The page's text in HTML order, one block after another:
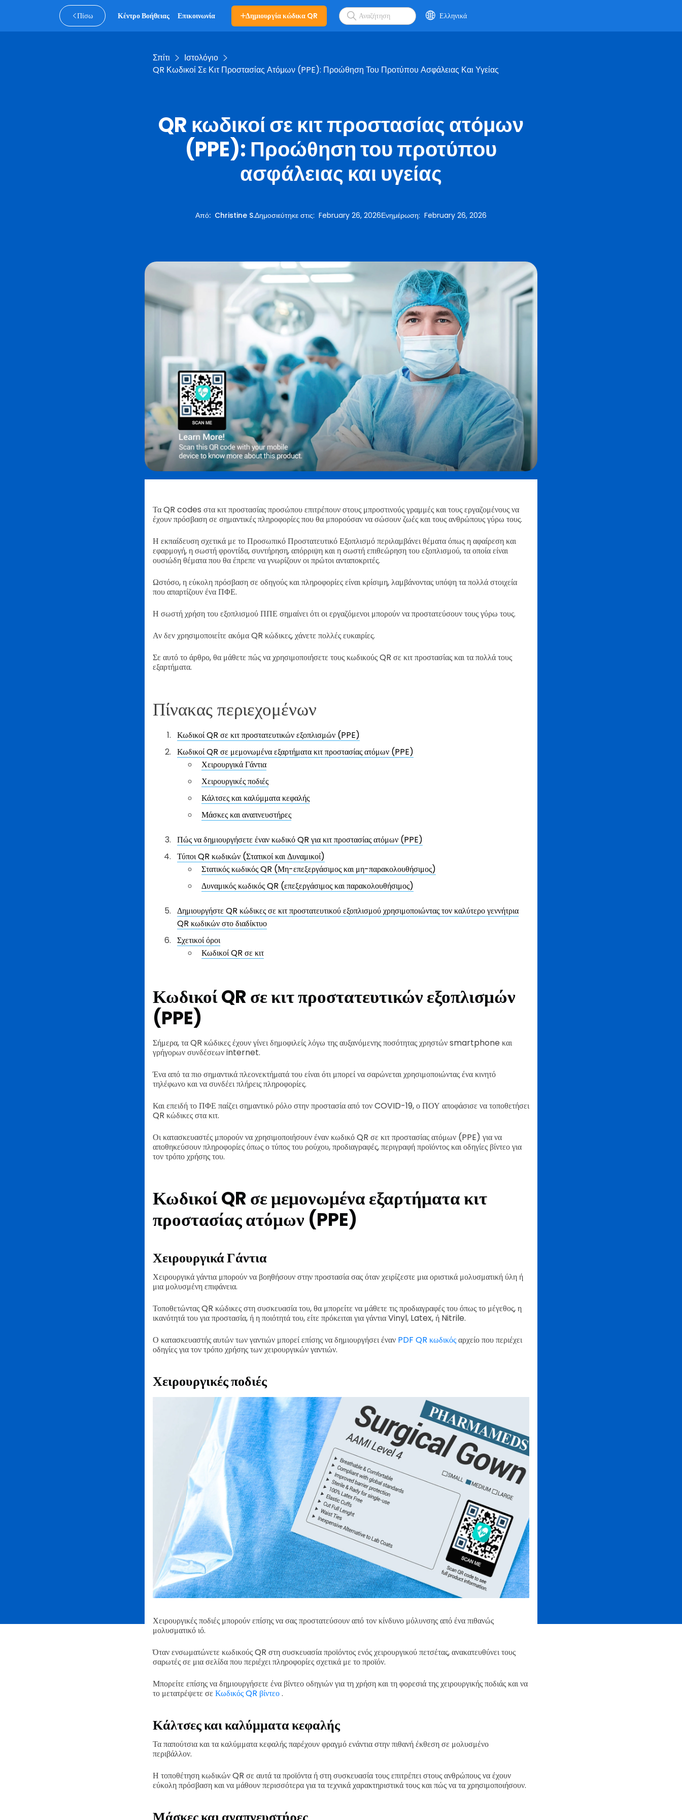
Πίσω Κέντρο Βοήθειας Επικοινωνία Δημιουργία κώδικα QR Ελληνικά
Σπίτι
Ιστολόγιο
QR Κωδικοί Σε Κιτ Προστασίας Ατόμων (PPE): Προώθηση Του Προτύπου Ασφάλειας Και Υγείας
QR κωδικοί σε κιτ προστασίας ατόμων
(PPE): Προώθηση του προτύπου
ασφάλειας και υγείας
Από: Christine S.Δημοσιεύτηκε στις: February 26, 2026Ενημέρωση: February 26, 2026
Τα QR codes στα κιτ προστασίας προσώπου επιτρέπουν στους μπροστινούς γραμμές και τους εργαζομένους να
έχουν πρόσβαση σε σημαντικές πληροφορίες που θα μπορούσαν να σώσουν ζωές και τους ανθρώπους γύρω τους.
Η εκπαίδευση σχετικά με το Προσωπικό Προστατευτικό Εξοπλισμό περιλαμβάνει θέματα όπως η αφαίρεση και
εφαρμογή, η σωστή φροντίδα, συντήρηση, απόρριψη και η σωστή επιθεώρηση του εξοπλισμού, τα οποία είναι
ουσιώδη θέματα που θα έπρεπε να γνωρίζουν οι πρώτοι ανταποκριτές.
Ωστόσο, η εύκολη πρόσβαση σε οδηγούς και πληροφορίες είναι κρίσιμη, λαμβάνοντας υπόψη τα πολλά στοιχεία
που απαρτίζουν ένα ΠΦΕ.
Η σωστή χρήση του εξοπλισμού ΠΠΕ σημαίνει ότι οι εργαζόμενοι μπορούν να προστατεύσουν τους γύρω τους.
Αν δεν χρησιμοποιείτε ακόμα QR κώδικες, χάνετε πολλές ευκαιρίες.
Σε αυτό το άρθρο, θα μάθετε πώς να χρησιμοποιήσετε τους κωδικούς QR σε κιτ προστασίας και τα πολλά τους
εξαρτήματα.
Πίνακας περιεχομένων
Κωδικοί QR σε κιτ προστατευτικών εξοπλισμών (PPE)
Κωδικοί QR σε μεμονωμένα εξαρτήματα κιτ προστασίας ατόμων (PPE)
Χειρουργικά Γάντια
Χειρουργικές ποδιές
Κάλτσες και καλύμματα κεφαλής
Μάσκες και αναπνευστήρες
Πώς να δημιουργήσετε έναν κωδικό QR για κιτ προστασίας ατόμων (PPE)
Τύποι QR κωδικών (Στατικοί και Δυναμικοί)
Στατικός κωδικός QR (Μη-επεξεργάσιμος και μη-παρακολουθήσιμος)
Δυναμικός κωδικός QR (επεξεργάσιμος και παρακολουθήσιμος)
Δημιουργήστε QR κώδικες σε κιτ προστατευτικού εξοπλισμού χρησιμοποιώντας τον καλύτερο γεννήτρια
QR κωδικών στο διαδίκτυο
Σχετικοί όροι
Κωδικοί QR σε κιτ
Κωδικοί QR σε κιτ προστατευτικών εξοπλισμών
(PPE)
Σήμερα, τα QR κώδικες έχουν γίνει δημοφιλείς λόγω της αυξανόμενης ποσότητας χρηστών smartphone και
γρήγορων συνδέσεων internet.
Ένα από τα πιο σημαντικά πλεονεκτήματά του είναι ότι μπορεί να σαρώνεται χρησιμοποιώντας ένα κινητό
τηλέφωνο και να συνδέει πλήρεις πληροφορίες.
Και επειδή το ΠΦΕ παίζει σημαντικό ρόλο στην προστασία από τον COVID-19, ο ΠΟΥ αποφάσισε να τοποθετήσει
QR κώδικες στα κιτ.
Οι κατασκευαστές μπορούν να χρησιμοποιήσουν έναν κωδικό QR σε κιτ προστασίας ατόμων (PPE) για να
αποθηκεύσουν πληροφορίες όπως ο τύπος του ρούχου, προδιαγραφές, περιγραφή προϊόντος και οδηγίες βίντεο για
τον τρόπο χρήσης του.
Κωδικοί QR σε μεμονωμένα εξαρτήματα κιτ
προστασίας ατόμων (PPE)
Χειρουργικά Γάντια
Χειρουργικά γάντια μπορούν να βοηθήσουν στην προστασία σας όταν χειρίζεστε μια οριστικά μολυσματική ύλη ή
μια μολυσμένη επιφάνεια.
Τοποθετώντας QR κώδικες στη συσκευασία του, θα μπορείτε να μάθετε τις προδιαγραφές του όπως το μέγεθος, η
ικανότητά του για προστασία, ή η ποιότητά του, είτε πρόκειται για γάντια Vinyl, Latex, ή Nitrile.
Ο κατασκευαστής αυτών των γαντιών μπορεί επίσης να δημιουργήσει έναν PDF QR κωδικόςαρχείο που περιέχει
οδηγίες για τον τρόπο χρήσης των χειρουργικών γαντιών.
Χειρουργικές ποδιές
Χειρουργικές ποδιές μπορούν επίσης να σας προστατεύσουν από τον κίνδυνο μόλυνσης από ένα πιθανώς
μολυσματικό ιό.
Όταν ενσωματώνετε κωδικούς QR στη συσκευασία προϊόντος ενός χειρουργικού πετσέτας, ανακατευθύνει τους
σαρωτές σε μια σελίδα που περιέχει πληροφορίες σχετικά με το προϊόν.
Μπορείτε επίσης να δημιουργήσετε ένα βίντεο οδηγιών για τη χρήση και τη φορεσιά της χειρουργικής ποδιάς και να
το μετατρέψετε σε Κωδικός QR βίντεο.
Κάλτσες και καλύμματα κεφαλής
Τα παπούτσια και τα καλύμματα κεφαλής παρέχουν φραγμό ενάντια στην πιθανή έκθεση σε μολυσμένο
περιβάλλον.
Η τοποθέτηση κωδικών QR σε αυτά τα προϊόντα ή στη συσκευασία τους επιτρέπει στους ανθρώπους να έχουν
εύκολη πρόσβαση και να μάθουν περισσότερα για τα τεχνικά χαρακτηριστικά τους και πώς να τα χρησιμοποιήσουν.